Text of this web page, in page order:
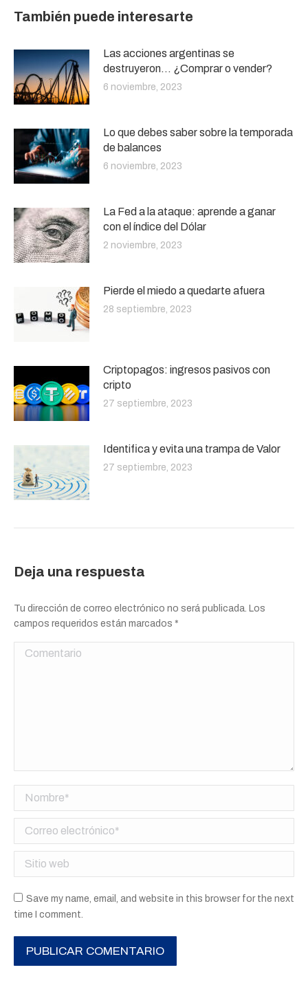
También puede interesarte
Las acciones argentinas se
destruyeron… ¿Comprar o vender?
6 noviembre, 2023
Lo que debes saber sobre la temporada
de balances
6 noviembre, 2023
La Fed a la ataque: aprende a ganar
con el índice del Dólar
2 noviembre, 2023
Pierde el miedo a quedarte afuera
28 septiembre, 2023
Criptopagos: ingresos pasivos con
cripto
27 septiembre, 2023
Identifica y evita una trampa de Valor
27 septiembre, 2023
Deja una respuesta
Tu dirección de correo electrónico no será publicada. Los
campos requeridos están marcados *
Comentario
Nombre *
Correo electrónico *
Sitio web
Save my name, email, and website in this browser for the next
time I comment.
PUBLICAR COMENTARIO